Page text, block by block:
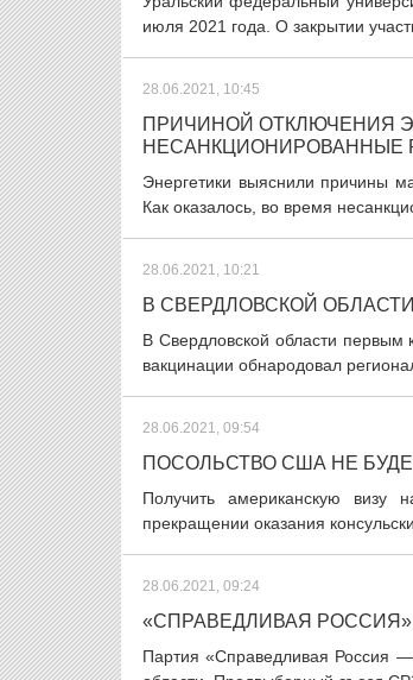
июля 2021 года. О закрытии
28.06.2021, 10:45
ПРИЧИНОЙ ОТКЛЮЧЕНИЯ
НЕСАНКЦИОНИРОВАННЫЕ
Энергетики выяснили причины
Как оказалось, во время
28.06.2021, 10:21
В СВЕРДЛОВСКОЙ
В Свердловской области первым
вакцинации обнародовал
28.06.2021, 09:54
ПОСОЛЬСТВО США НЕ
Получить американскую визу
прекращении оказания
28.06.2021, 09:24
«СПРАВЕДЛИВАЯ
Партия «Справедливая Россия